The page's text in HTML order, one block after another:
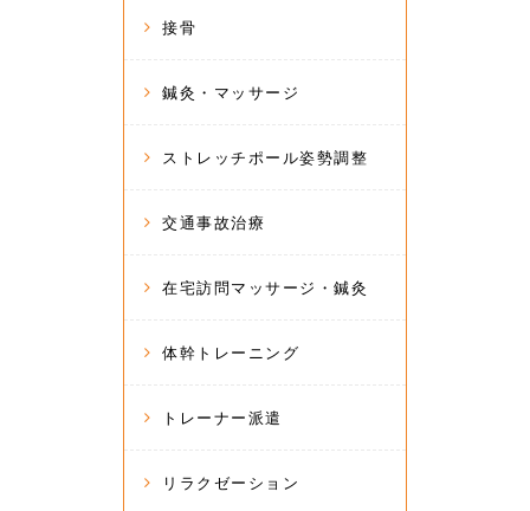
接骨
鍼灸・マッサージ
ストレッチポール姿勢調整
交通事故治療
在宅訪問マッサージ・鍼灸
体幹トレーニング
トレーナー派遣
リラクゼーション